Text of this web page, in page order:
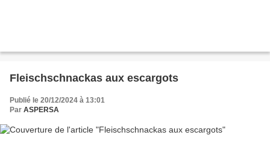
Fleischschnackas aux escargots
Publié le 20/12/2024 à 13:01
Par ASPERSA